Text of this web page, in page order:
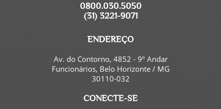
0800.030.5050
(31) 3221-9071
ENDEREÇO
Av. do Contorno, 4852 - 9º Andar
Funcionários, Belo Horizonte / MG
30110-032
CONECTE-SE